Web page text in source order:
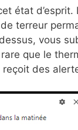
état d’esprit.
terreur
vous
que le
des